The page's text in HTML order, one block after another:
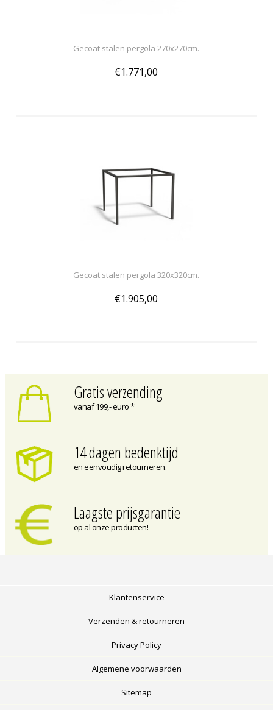
Gecoat stalen pergola 270x270cm.
€1.771,00
Gecoat stalen pergola 320x320cm.
€1.905,00
Gratis verzending
vanaf 199,- euro *
14 dagen bedenktijd
en eenvoudig retourneren.
Laagste prijsgarantie
op al onze producten!
Klantenservice
Verzenden & retourneren
Privacy Policy
Algemene voorwaarden
Sitemap